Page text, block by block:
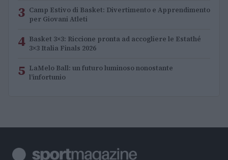
3 Camp Estivo di Basket: Divertimento e Apprendimento
per Giovani Atleti
4 Basket 3×3: Riccione pronta ad accogliere le Estathé
3×3 Italia Finals 2026
5 LaMelo Ball: un futuro luminoso nonostante
l’infortunio